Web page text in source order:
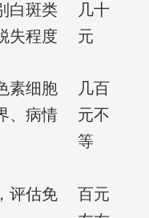
白斑类
失程度
几十
元
素细胞
、病情
几百
元不
等
评估免
百元